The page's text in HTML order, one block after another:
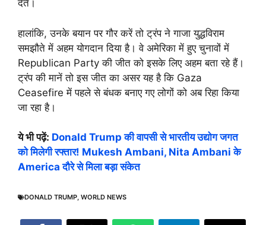
देते।
हालांकि, उनके बयान पर गौर करें तो ट्रंप ने गाजा युद्धविराम
समझौते में अहम योगदान दिया है। वे अमेरिका में हुए चुनावों में
Republican Party की जीत को इसके लिए अहम बता रहे हैं।
ट्रंप की मानें तो इस जीत का असर यह है कि Gaza
Ceasefire में पहले से बंधक बनाए गए लोगों को अब रिहा किया
जा रहा है।
ये भी पढ़ें: Donald Trump की वापसी से भारतीय उद्योग जगत
को मिलेगी रफ्तार! Mukesh Ambani, Nita Ambani के
America दौरे से मिला बड़ा संकेत
DONALD TRUMP, WORLD NEWS